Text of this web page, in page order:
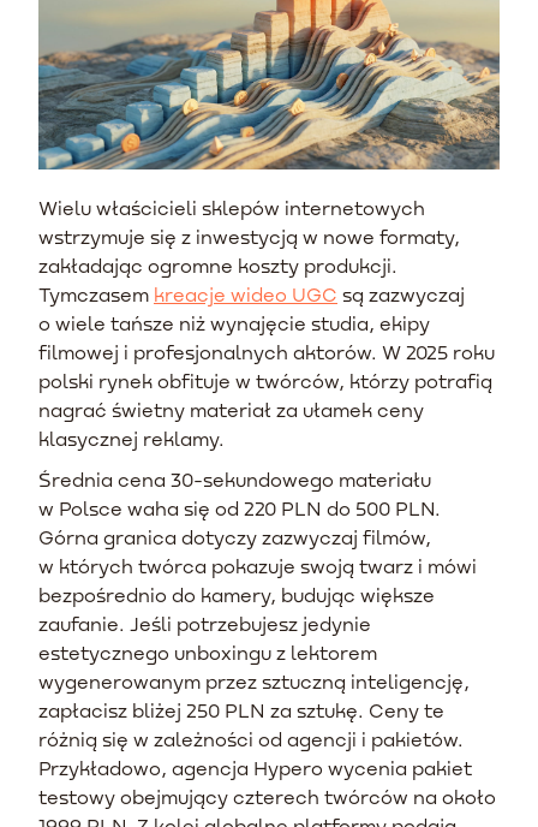
Wielu właścicieli sklepów internetowych
wstrzymuje się z inwestycją w nowe formaty,
zakładając ogromne koszty produkcji.
Tymczasem kreacje wideo UGC są zazwyczaj
o wiele tańsze niż wynajęcie studia, ekipy
filmowej i profesjonalnych aktorów. W 2025 roku
polski rynek obfituje w twórców, którzy potrafią
nagrać świetny materiał za ułamek ceny
klasycznej reklamy.
Średnia cena 30-sekundowego materiału
w Polsce waha się od 220 PLN do 500 PLN.
Górna granica dotyczy zazwyczaj filmów,
w których twórca pokazuje swoją twarz i mówi
bezpośrednio do kamery, budując większe
zaufanie. Jeśli potrzebujesz jedynie
estetycznego unboxingu z lektorem
wygenerowanym przez sztuczną inteligencję,
zapłacisz bliżej 250 PLN za sztukę. Ceny te
różnią się w zależności od agencji i pakietów.
Przykładowo, agencja Hypero wycenia pakiet
testowy obejmujący czterech twórców na około